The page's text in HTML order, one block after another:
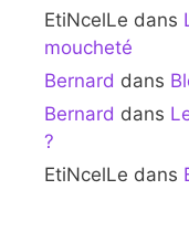
EtiNcelLe dans
moucheté
Bernard dans
Bernard dans
?
EtiNcelLe dans